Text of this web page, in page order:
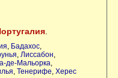
.
, Бадахос,
, Лиссабон,
де-Мальорка,
, Тенерифе, Херес